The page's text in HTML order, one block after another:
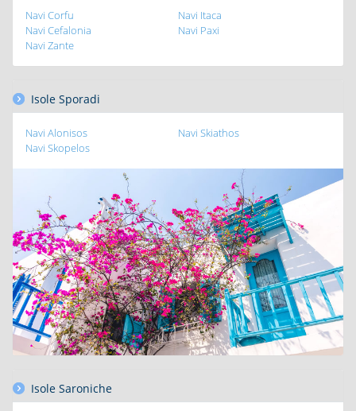
Navi Corfu
Navi Itaca
Navi Cefalonia
Navi Paxi
Navi Zante
Isole Sporadi
Navi Alonisos
Navi Skiathos
Navi Skopelos
Isole Saroniche